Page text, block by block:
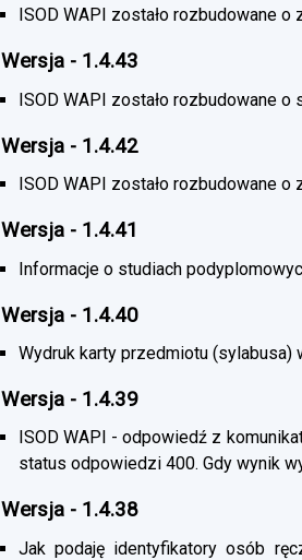
ISOD WAPI zostało rozbudowane
Wersja - 1.4.43
ISOD WAPI zostało rozbudowane
Wersja - 1.4.42
ISOD WAPI zostało rozbudowane o
Wersja - 1.4.41
Informacje o studiach
Wersja - 1.4.40
Wydruk karty przedmiotu
Wersja - 1.4.39
ISOD WAPI - odpowiedź z
status odpowiedzi 400. Gdy wynik
Wersja - 1.4.38
Jak podaję identyfikatory osób